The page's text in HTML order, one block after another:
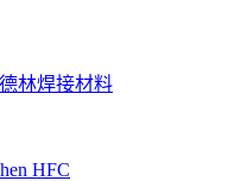
林焊接材料
HFC